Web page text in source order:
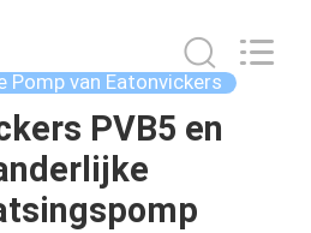
Pomp van Eatonvickers
PVB5 en